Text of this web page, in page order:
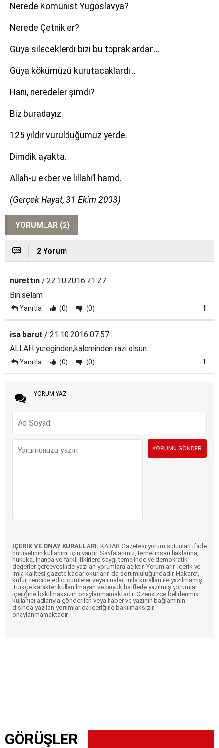
Nerede Komünist Yugoslavya?
Nerede Çetnikler?
Güya sileceklerdi bizi bu topraklardan…
Güya kökümüzü kurutacaklardı…
Hani, neredeler şimdi?
Biz buradayız.
125 yıldır vurulduğumuz yerde.
Dimdik ayakta.
Allah-u ekber ve lillahi’l hamd.
(Gerçek Hayat, 31 Ekim 2003)
YORUMLAR (2)
2 Yorum
nurettin / 22.10.2016 21:27
Bin selam
Yanıtla (0) (0)
isa barut / 21.10.2016 07:57
ALLAH yureginden,kaleminden razi olsun.
Yanıtla (0) (0)
YORUM YAZ
İÇERİK VE ONAY KURALLARI: KARAR Gazetesi yorum sütunları ifade
hürriyetinin kullanımı için vardır. Sayfalarımız, temel insan haklarına,
hukuka, inanca ve farklı fikirlere saygı temelinde ve demokratik
değerler çerçevesinde yazılan yorumlara açıktır. Yorumların içerik ve
imla kalitesi gazete kadar okurların da sorumluluğundadır. Hakaret,
küfür, rencide edici cümleler veya imalar, imla kuralları ile yazılmamış,
Türkçe karakter kullanılmayan ve büyük harflerle yazılmış yorumlar
içeriğine bakılmaksızın onaylanmamaktadır. Özensizce belirlenmiş
kullanıcı adlarıyla gönderilen veya haber ve yazının bağlamının
dışında yazılan yorumlar da içeriğine bakılmaksızın
onaylanmamaktadır.
GÖRÜŞLER